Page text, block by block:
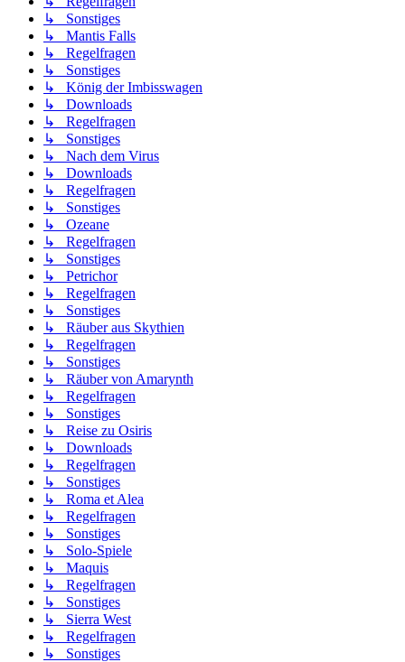
↳ Sonstiges
↳ Mantis Falls
↳ Regelfragen
↳ Sonstiges
↳ König der Imbisswagen
↳ Downloads
↳ Regelfragen
↳ Sonstiges
↳ Nach dem Virus
↳ Downloads
↳ Regelfragen
↳ Sonstiges
↳ Ozeane
↳ Regelfragen
↳ Sonstiges
↳ Petrichor
↳ Regelfragen
↳ Sonstiges
↳ Räuber aus Skythien
↳ Regelfragen
↳ Sonstiges
↳ Räuber von Amarynth
↳ Regelfragen
↳ Sonstiges
↳ Reise zu Osiris
↳ Downloads
↳ Regelfragen
↳ Sonstiges
↳ Roma et Alea
↳ Regelfragen
↳ Sonstiges
↳ Solo-Spiele
↳ Maquis
↳ Regelfragen
↳ Sonstiges
↳ Sierra West
↳ Regelfragen
↳ Sonstiges